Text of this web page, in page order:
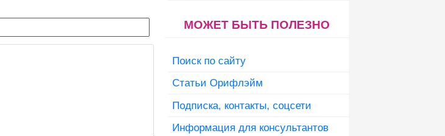
МОЖЕТ БЫТЬ ПОЛЕЗНО
Поиск по сайту
Статьи Орифлэйм
Подписка, контакты, соцсети
Информация для консультантов